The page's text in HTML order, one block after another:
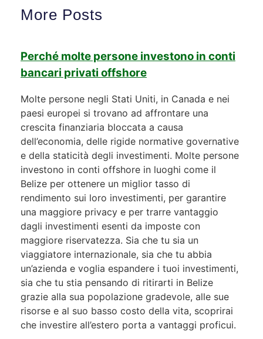
More Posts
Perché molte persone investono in conti
bancari privati offshore
Molte persone negli Stati Uniti, in Canada e nei
paesi europei si trovano ad affrontare una
crescita finanziaria bloccata a causa
dell’economia, delle rigide normative governative
e della staticità degli investimenti. Molte persone
investono in conti offshore in luoghi come il
Belize per ottenere un miglior tasso di
rendimento sui loro investimenti, per garantire
una maggiore privacy e per trarre vantaggio
dagli investimenti esenti da imposte con
maggiore riservatezza. Sia che tu sia un
viaggiatore internazionale, sia che tu abbia
un’azienda e voglia espandere i tuoi investimenti,
sia che tu stia pensando di ritirarti in Belize
grazie alla sua popolazione gradevole, alle sue
risorse e al suo basso costo della vita, scoprirai
che investire all’estero porta a vantaggi proficui.